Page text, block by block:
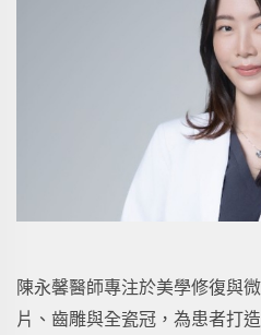
陳永馨醫師專注於美學修復與
片、齒雕與全瓷冠，為患者打